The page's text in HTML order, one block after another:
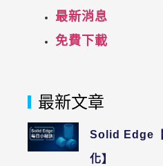
最新消息
免費下載
最新文章
Solid Edge
化】